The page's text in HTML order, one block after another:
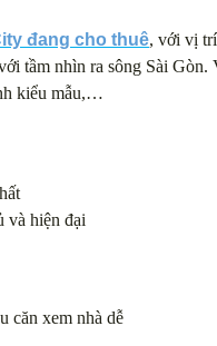
đang cho thuê, với vị
tầm nhìn ra sông Sài
kiểu mẫu,…
và hiện đại
căn xem nhà dễ